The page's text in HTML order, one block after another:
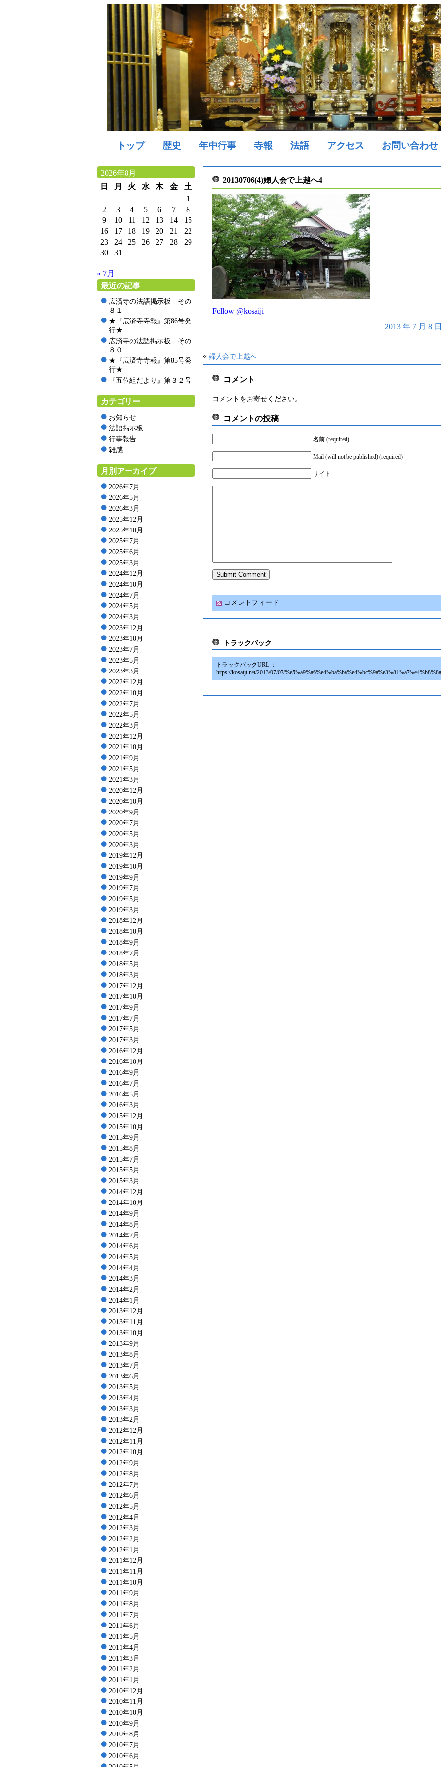
トップ 歴史 年中行事 寺報 法語 アクセス お問い合わせ
2026年8月
日
月 火 水 木 金
土
1
2
3 4 5 6 7
8
9
10 11 12 13 14
15
16
17 18 19 20 21
22
23
24 25 26 27 28
29
30
31
« 7月
最近の記事
広済寺の法語掲示板 その
８１
★『広済寺寺報』第86号発
行★
広済寺の法語掲示板 その
８０
★『広済寺寺報』第85号発
行★
『五位組だより』第３２号
カテゴリー
お知らせ
法語掲示板
行事報告
雑感
月別アーカイブ
2026年7月
2026年5月
2026年3月
2025年12月
2025年10月
2025年7月
2025年6月
2025年3月
2024年12月
2024年10月
2024年7月
2024年5月
2024年3月
2023年12月
2023年10月
2023年7月
2023年5月
2023年3月
2022年12月
2022年10月
2022年7月
2022年5月
2022年3月
2021年12月
2021年10月
2021年9月
2021年5月
2021年3月
2020年12月
2020年10月
2020年9月
2020年7月
2020年5月
2020年3月
2019年12月
2019年10月
2019年9月
2019年7月
2019年5月
2019年3月
2018年12月
2018年10月
2018年9月
2018年7月
2018年5月
2018年3月
2017年12月
2017年10月
2017年9月
2017年7月
2017年5月
2017年3月
2016年12月
2016年10月
2016年9月
2016年7月
2016年5月
2016年3月
2015年12月
2015年10月
2015年9月
2015年8月
2015年7月
2015年5月
2015年3月
2014年12月
2014年10月
2014年9月
2014年8月
2014年7月
2014年6月
2014年5月
2014年4月
2014年3月
2014年2月
2014年1月
2013年12月
2013年11月
2013年10月
2013年9月
2013年8月
2013年7月
2013年6月
2013年5月
2013年4月
2013年3月
2013年2月
2012年12月
2012年11月
2012年10月
2012年9月
2012年8月
2012年7月
2012年6月
2012年5月
2012年4月
2012年3月
2012年2月
2012年1月
2011年12月
2011年11月
2011年10月
2011年9月
2011年8月
2011年7月
2011年6月
2011年5月
2011年4月
2011年3月
2011年2月
2011年1月
2010年12月
2010年11月
2010年10月
2010年9月
2010年8月
2010年7月
2010年6月
20130706(4)婦人会で上越へ4
Follow @kosaiji
2013 年 7 月 8
« 婦人会で上越へ
コメント
コメントをお寄せください。
コメントの投稿
名前 (required)
Mail (will not be published) (required)
サイト
コメントフィード
トラックバック
トラックバックURL ：
https://kosaiji.net/2013/07/07/